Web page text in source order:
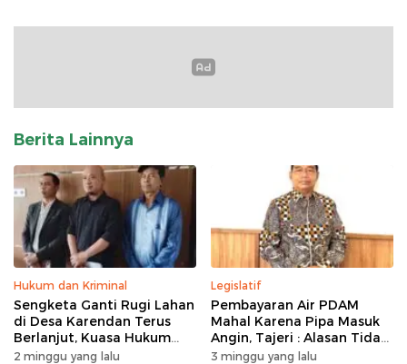
Berita Lainnya
Hukum dan Kriminal
Sengketa Ganti Rugi Lahan
di Desa Karendan Terus
Berlanjut, Kuasa Hukum
Ajukan Kasasi
2 minggu yang lalu
Legislatif
Pembayaran Air PDAM
Mahal Karena Pipa Masuk
Angin, Tajeri : Alasan Tidak
Masuk Akal
3 minggu yang lalu